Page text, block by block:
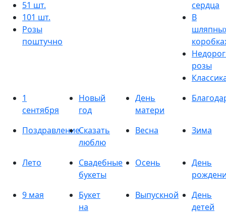
51 шт.
101 шт.
Розы
поштучно
сердца
В
розы
1
сентября
Новый
год
День
матери
ПоздравлениеСказать
люблю
Весна Зима
Лето
Свадебные
букеты
Осень
День
9 мая
Букет
на
Выпускной
День
детей